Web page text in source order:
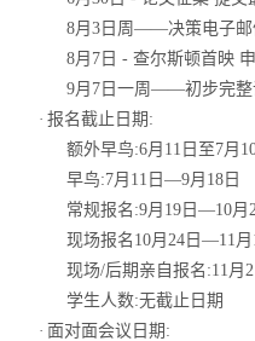
8月3 日周——决策电子
8月 7 日-查尔斯顿首映
9月 7 日一周——初步完
· 报名截止日期 :
额外早鸟:6月 11 日至7月
早鸟:7月 11 日—9月 18 日
常规报名 :9月 19 日—10月
现场报名 10月24 日—11月
现场/后期亲自报名 :11月2
学生人数:无截止日期
· 面对面会议日期 :